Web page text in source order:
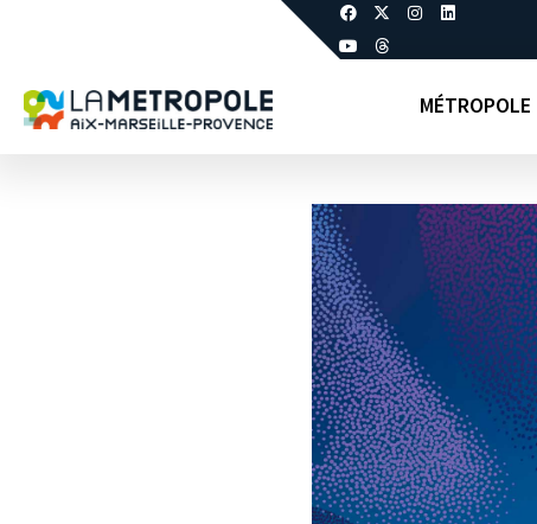
MÉTROPOLE